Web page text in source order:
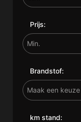
Prijs:
Brandstof:
km stand: